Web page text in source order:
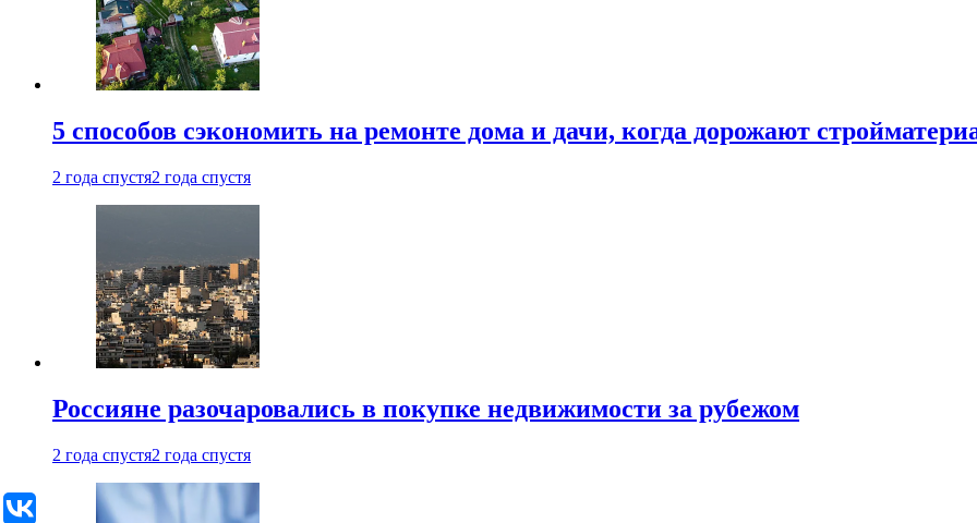
5 способов сэкономить на ремонте дома и дачи, когда дорожают
2 года спустя2 года спустя
Россияне разочаровались в покупке недвижимости за рубежом
2 года спустя2 года спустя